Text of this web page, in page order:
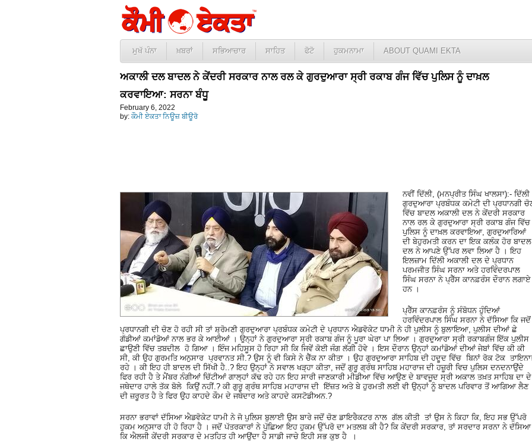
ਮੁਖੱ ਪੰਨਾ ਖ਼ਬਰਾਂ ਸਭਿਆਚਾਰ ਸਾਹਿਤ ਫੋਟੋ ਹੁਕਮਨਾਮਾ ABOUT QUAMI EKTA
ਅਕਾਲੀ ਦਲ ਬਾਦਲ ਨੇ ਕੇਂਦਰੀ ਸਰਕਾਰ ਨਾਲ ਰਲ ਕੇ ਗੁਰਦੁਆਰਾ ਸ੍ਰੀ ਰਕਾਬ ਗੰਜ ਵਿੱਚ ਪੁਲਿਸ ਨੂੰ ਦਾਖ਼ਲ
ਕਰਵਾਇਆ: ਸਰਨਾ ਬੰਧੂ
February 6, 2022
by: ਕੌਮੀ ਏਕਤਾ ਨਿਊਜ਼ ਬੀਊਰੋ
ਨਵੀਂ ਦਿੱਲੀ, (ਮਨਪ੍ਰੀਤ ਸਿੰਘ ਖਾਲਸਾ):- ਦਿੱਲੀ
ਗੁਰਦੁਆਰਾ ਪ੍ਰਬੰਧਕ ਕਮੇਟੀ ਦੀ ਪ੍ਰਧਾਨਗੀ
ਵਿੱਚ ਬਾਦਲ ਅਕਾਲੀ ਦਲ ਨੇ ਕੇਂਦਰੀ ਸਰਕਾਰ
ਨਾਲ ਰਲ ਕੇ ਗੁਰਦੁਆਰਾ ਸ੍ਰੀ ਰਕਾਬ ਗੰਜ ਵਿੱਚ
ਪੁਲਿਸ ਨੂੰ ਦਾਖ਼ਲ ਕਰਵਾਇਆ, ਗੁਰਦੁਆਰਿਆਂ
ਦੀ ਬੇਹੁਰਮਤੀ ਕਰਨ ਦਾ ਇਕ ਕਲੰਕ ਹੋਰ ਬਾਦਲ
ਦਲ ਨੇ ਆਪਣੇ ਉੱਪਰ ਲਵਾ ਲਿਆ ਹੈ । ਇਹ
ਇਲਜ਼ਾਮ ਦਿੱਲੀ ਅਕਾਲੀ ਦਲ ਦੇ ਪ੍ਰਧਾਨ
ਪਰਮਜੀਤ ਸਿੰਘ ਸਰਨਾ ਅਤੇ ਹਰਵਿੰਦਰਪਾਲ
ਸਿੰਘ ਸਰਨਾ ਨੇ ਪ੍ਰੈੱਸ ਕਾਨਫ਼ਰੰਸ ਦੌਰਾਨ ਲਗਾਏ
ਹਨ ।
ਪ੍ਰੈੱਸ ਕਾਨਫ਼ਰੰਸ ਨੂੰ ਸੰਬੋਧਨ ਹੁੰਦਿਆਂ
ਹਰਵਿੰਦਰਪਾਲ ਸਿੰਘ ਸਰਨਾ ਨੇ ਦੱਸਿਆ ਕਿ ਜਦੋਂ
ਪ੍ਰਧਾਨਗੀ ਦੀ ਚੋਣ ਹੋ ਰਹੀ ਸੀ ਤਾਂ ਸ਼੍ਰੋਮਣੀ ਗੁਰਦੁਆਰਾ ਪ੍ਰਬੰਧਕ ਕਮੇਟੀ ਦੇ ਪ੍ਰਧਾਨ ਐਡਵੋਕੇਟ ਧਾਮੀ ਨੇ ਹੀ ਪੁਲੀਸ ਨੂੰ ਬੁਲਾਇਆ, ਪੁਲੀਸ ਦੀਆਂ ਛੇ
ਗੱਡੀਆਂ ਕਮਾਂਡੋਆਂ ਨਾਲ ਭਰ ਕੇ ਆਈਆਂ । ਉਨ੍ਹਾਂ ਨੇ ਗੁਰਦੁਆਰਾ ਸ੍ਰੀ ਰਕਾਬ ਗੰਜ ਨੂੰ ਪੂਰਾ ਘੇਰਾ ਪਾ ਲਿਆ । ਗੁਰਦੁਆਰਾ ਸ੍ਰੀ ਰਕਾਬਗੰਜ ਇੱਕ ਪੁਲੀਸ
ਛਾਉਣੀ ਵਿੱਚ ਤਬਦੀਲ ਹੋ ਗਿਆ । ਇੰਜ ਮਹਿਸੂਸ ਹੋ ਰਿਹਾ ਸੀ ਕਿ ਜਿਵੇਂ ਕੋਈ ਜੰਗ ਲੱਗੀ ਹੋਵੇ । ਇਸ ਦੌਰਾਨ ਉਨ੍ਹਾਂ ਕਮਾਂਡੋਆਂ ਦੀਆਂ ਜੇਬਾਂ ਵਿੱਚ ਕੀ ਕੀ
ਸੀ, ਕੀ ਉਹ ਗੁਰਮਤਿ ਅਨੁਸਾਰ ਪ੍ਰਵਾਨਤ ਸੀ.? ਉਸ ਨੂੰ ਵੀ ਕਿਸੇ ਨੇ ਚੈੱਕ ਨਾ ਕੀਤਾ । ਉਹ ਗੁਰਦੁਆਰਾ ਸਾਹਿਬ ਦੀ ਹਦੂਦ ਵਿੱਚ ਬਿਨਾਂ ਰੋਕ ਟੋਕ
ਰਹੇ । ਕੀ ਇਹ ਹੀ ਬਾਦਲ ਦੀ ਸਿੱਖੀ ਹੈ..? ਇਹ ਉਨ੍ਹਾਂ ਨੇ ਸਵਾਲ ਖੜ੍ਹਾ ਕੀਤਾ, ਜਦੋਂ ਗੁਰੂ ਗ੍ਰੰਥ ਸਾਹਿਬ ਮਹਾਰਾਜ ਦੀ ਹਜ਼ੂਰੀ ਵਿਚ ਪੁਲਿਸ ਦਨਦਨਾਉਂਦੇ
ਫਿਰ ਰਹੀ ਹੈ ਤੇ ਮੈਂਬਰ ਨੰਗੀਆਂ ਚਿੱਟੀਆਂ ਗਾਲ੍ਹਾਂ ਕੱਢ ਰਹੇ ਹਨ ਇਹ ਸਾਰੀ ਜਾਣਕਾਰੀ ਮੀਡੀਆ ਵਿੱਚ ਆਉਣ ਦੇ ਬਾਵਜੂਦ ਸ੍ਰੀ ਅਕਾਲ ਤਖ਼ਤ ਸਾਹਿਬ ਦਾ ਦੇ
ਜਥੇਦਾਰ ਹਾਲੇ ਤੱਕ ਬੋਲੇ ਕਿਉਂ ਨਹੀਂ.? ਕੀ ਗੁਰੂ ਗ੍ਰੰਥ ਸਾਹਿਬ ਮਹਾਰਾਜ ਦੀ ਇੱਜ਼ਤ ਅਤੇ ਬੇ ਹੁਰਮਤੀ ਲਈ ਵੀ ਉਨ੍ਹਾਂ ਨੂੰ ਬਾਦਲ ਪਰਿਵਾਰ ਤੋਂ ਆਗਿਆ ਲੈਣ
ਦੀ ਜ਼ਰੂਰਤ ਹੈ ਤੇ ਫਿਰ ਉਹ ਕਾਹਦੇ ਕੌਮ ਦੇ ਜਥੇਦਾਰ ਅਤੇ ਕਾਹਦੇ ਕਸਟੋਡੀਅਨ.?
ਸਰਨਾ ਭਰਾਵਾਂ ਦੱਸਿਆ ਐਡਵੋਕੇਟ ਧਾਮੀ ਨੇ ਜੋ ਪੁਲਿਸ ਬੁਲਾਈ ਉਸ ਬਾਰੇ ਜਦੋਂ ਚੋਣ ਡਾਇਰੈਕਟਰ ਨਾਲ ਗੱਲ ਕੀਤੀ ਤਾਂ ਉਸ ਨੇ ਕਿਹਾ ਕਿ, ਇਹ ਸਭ ਉੱਪਰੋ
ਹੁਕਮ ਅਨੁਸਾਰ ਹੀ ਹੋ ਰਿਹਾ ਹੈ । ਜਦੋਂ ਪੱਤਰਕਾਰਾਂ ਨੇ ਪੁੱਛਿਆ ਇਹ ਹੁਕਮ ਉੱਪਰੋ ਦਾ ਮਤਲਬ ਕੀ ਹੈ? ਕਿ ਕੇਂਦਰੀ ਸਰਕਾਰ, ਤਾਂ ਸਰਦਾਰ ਸਰਨਾ ਨੇ ਦੱਸਿਆ
ਕਿ ਐਲਜੀ ਕੇਂਦਰੀ ਸਰਕਾਰ ਦੇ ਮਤਹਿਤ ਹੀ ਆਉਂਦਾ ਹੈ ਸਾਡੀ ਜਾਚੇ ਇਹੀ ਸਭ ਕੁਝ ਹੈ ।